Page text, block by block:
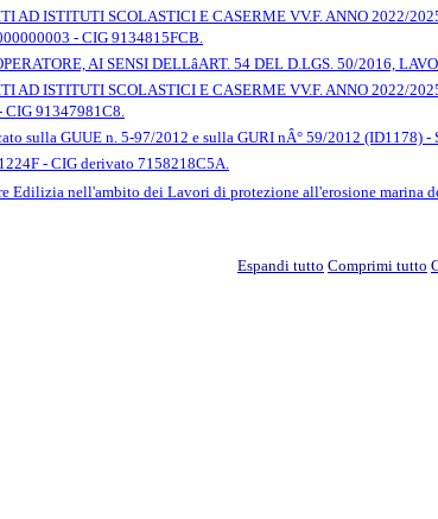
AD ISTITUTI SCOLASTICI E CASERME VV.F. ANNO 2022/
- CIG 9134815FCB.
AI SENSI DELLâART. 54 DEL D.LGS. 50/2016,
AD ISTITUTI SCOLASTICI E CASERME VV.F. ANNO 2022/
91347981C8.
GUUE n. 5-97/2012 e sulla GURI nÂ° 59/2012 (ID1178) - SIE
- CIG derivato 7158218C5A.
nell'ambito dei Lavori di protezione all'erosione marina
Espandi tutto Comprimi tutto